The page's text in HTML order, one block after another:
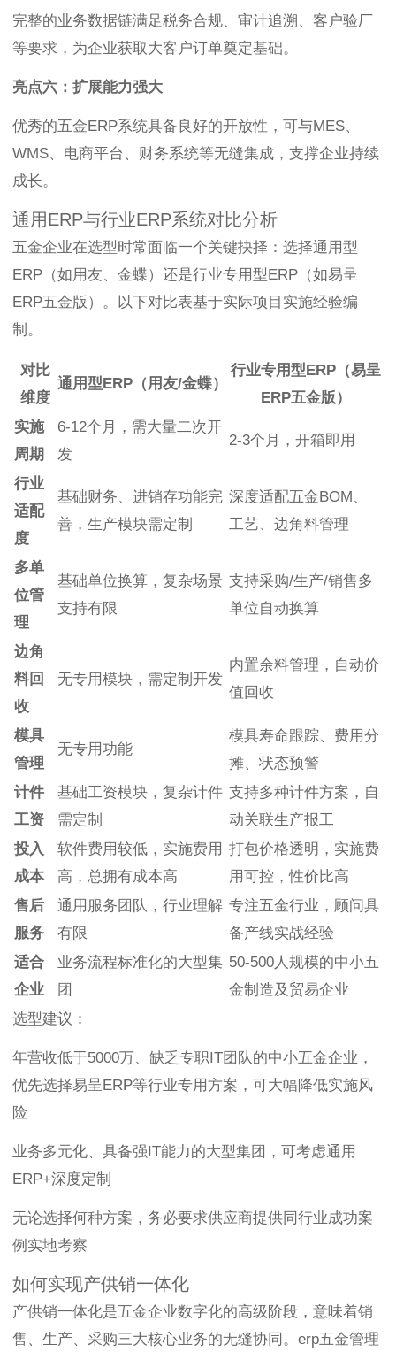
完整的业务数据链满足税务合规、审计追溯、客户验厂
等要求，为企业获取大客户订单奠定基础。
亮点六：扩展能力强大
优秀的五金ERP系统具备良好的开放性，可与MES、
WMS、电商平台、财务系统等无缝集成，支撑企业持续
成长。
通用ERP与行业ERP系统对比分析
五金企业在选型时常面临一个关键抉择：选择通用型
ERP（如用友、金蝶）还是行业专用型ERP（如易呈
ERP五金版）。以下对比表基于实际项目实施经验编
制。
对比
维度
通用型ERP（用友/金蝶）
行业专用型ERP（易呈
ERP五金版）
实施
周期
6-12个月，需大量二次开
发
2-3个月，开箱即用
行业
适配
度
基础财务、进销存功能完
善，生产模块需定制
深度适配五金BOM、
工艺、边角料管理
多单
位管
理
基础单位换算，复杂场景
支持有限
支持采购/生产/销售多
单位自动换算
边角
料回
收
无专用模块，需定制开发
内置余料管理，自动价
值回收
模具
管理
无专用功能
模具寿命跟踪、费用分
摊、状态预警
计件
工资
基础工资模块，复杂计件
需定制
支持多种计件方案，自
动关联生产报工
投入
成本
软件费用较低，实施费用
高，总拥有成本高
打包价格透明，实施费
用可控，性价比高
售后
服务
通用服务团队，行业理解
有限
专注五金行业，顾问具
备产线实战经验
适合
企业
业务流程标准化的大型集
团
50-500人规模的中小五
金制造及贸易企业
选型建议：
年营收低于5000万、缺乏专职IT团队的中小五金企业，
优先选择易呈ERP等行业专用方案，可大幅降低实施风
险
业务多元化、具备强IT能力的大型集团，可考虑通用
ERP+深度定制
无论选择何种方案，务必要求供应商提供同行业成功案
例实地考察
如何实现产供销一体化
产供销一体化是五金企业数字化的高级阶段，意味着销
售、生产、采购三大核心业务的无缝协同。erp五金管理